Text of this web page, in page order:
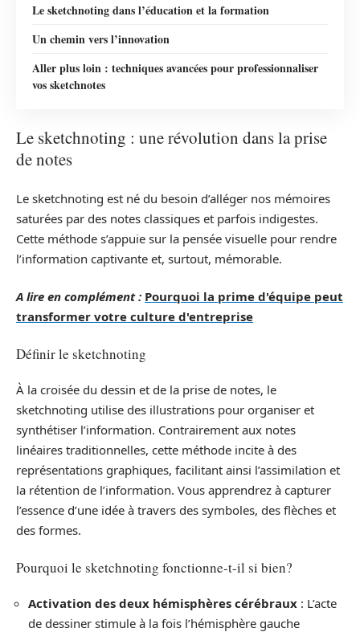
Le sketchnoting dans l’éducation et la formation
Un chemin vers l’innovation
Aller plus loin : techniques avancées pour professionnaliser
vos sketchnotes
Le sketchnoting : une révolution dans la prise
de notes
Le sketchnoting est né du besoin d’alléger nos mémoires
saturées par des notes classiques et parfois indigestes.
Cette méthode s’appuie sur la pensée visuelle pour rendre
l’information captivante et, surtout, mémorable.
A lire en complément : Pourquoi la prime d'équipe peut
transformer votre culture d'entreprise
Définir le sketchnoting
À la croisée du dessin et de la prise de notes, le
sketchnoting utilise des illustrations pour organiser et
synthétiser l’information. Contrairement aux notes
linéaires traditionnelles, cette méthode incite à des
représentations graphiques, facilitant ainsi l’assimilation et
la rétention de l’information. Vous apprendrez à capturer
l’essence d’une idée à travers des symboles, des flèches et
des formes.
Pourquoi le sketchnoting fonctionne-t-il si bien?
Activation des deux hémisphères cérébraux : L’acte
de dessiner stimule à la fois l’hémisphère gauche